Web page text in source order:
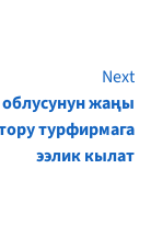
Next
облусунун жаңы
турфирмага
ээлик кылат